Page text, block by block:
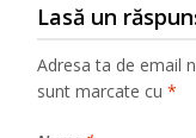
Lasă un
Adresa ta de email
sunt marcate cu*